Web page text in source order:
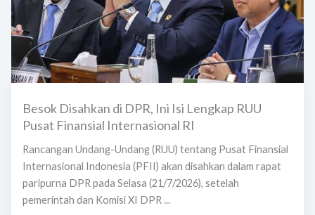
Besok Disahkan di DPR, Ini Isi Lengkap RUU
Pusat Finansial Internasional RI
Rancangan Undang-Undang (RUU) tentang Pusat Finansial
Internasional Indonesia (PFII) akan disahkan dalam rapat
paripurna DPR pada Selasa (21/7/2026), setelah
pemerintah dan Komisi XI DPR ...